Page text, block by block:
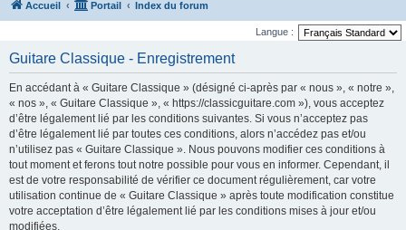
Accueil Portail Index du forum
Langue :
Guitare Classique - Enregistrement
En accédant à « Guitare Classique » (désigné ci-après par « nous », « notre »,
« nos », « Guitare Classique », « https://classicguitare.com »), vous acceptez
d’être légalement lié par les conditions suivantes. Si vous n’acceptez pas
d’être légalement lié par toutes ces conditions, alors n’accédez pas et/ou
n’utilisez pas « Guitare Classique ». Nous pouvons modifier ces conditions à
tout moment et ferons tout notre possible pour vous en informer. Cependant, il
est de votre responsabilité de vérifier ce document régulièrement, car votre
utilisation continue de « Guitare Classique » après toute modification constitue
votre acceptation d’être légalement lié par les conditions mises à jour et/ou
modifiées.